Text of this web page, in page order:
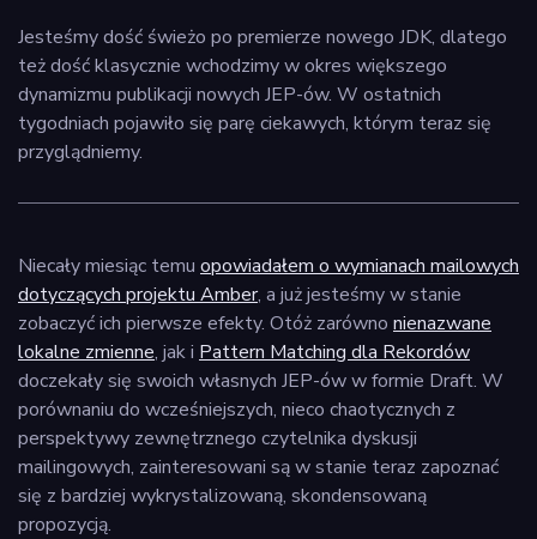
Jesteśmy dość świeżo po premierze nowego JDK, dlatego
też dość klasycznie wchodzimy w okres większego
dynamizmu publikacji nowych JEP-ów. W ostatnich
tygodniach pojawiło się parę ciekawych, którym teraz się
przyglądniemy.
Niecały miesiąc temu opowiadałem o wymianach mailowych
dotyczących projektu Amber, a już jesteśmy w stanie
zobaczyć ich pierwsze efekty. Otóż zarówno nienazwane
lokalne zmienne, jak i Pattern Matching dla Rekordów
doczekały się swoich własnych JEP-ów w formie Draft. W
porównaniu do wcześniejszych, nieco chaotycznych z
perspektywy zewnętrznego czytelnika dyskusji
mailingowych, zainteresowani są w stanie teraz zapoznać
się z bardziej wykrystalizowaną, skondensowaną
propozycją.